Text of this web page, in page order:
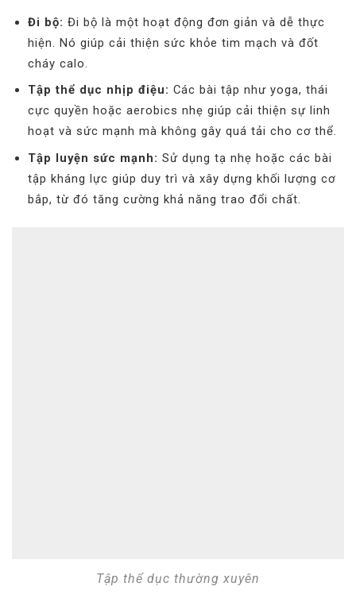
Đi bộ: Đi bộ là một hoạt động đơn giản và dễ thực
hiện. Nó giúp cải thiện sức khỏe tim mạch và đốt
cháy calo.
Tập thể dục nhịp điệu: Các bài tập như yoga, thái
cực quyền hoặc aerobics nhẹ giúp cải thiện sự linh
hoạt và sức mạnh mà không gây quá tải cho cơ thể.
Tập luyện sức mạnh: Sử dụng tạ nhẹ hoặc các bài
tập kháng lực giúp duy trì và xây dựng khối lượng cơ
bắp, từ đó tăng cường khả năng trao đổi chất.
Tập thể dục thường xuyên